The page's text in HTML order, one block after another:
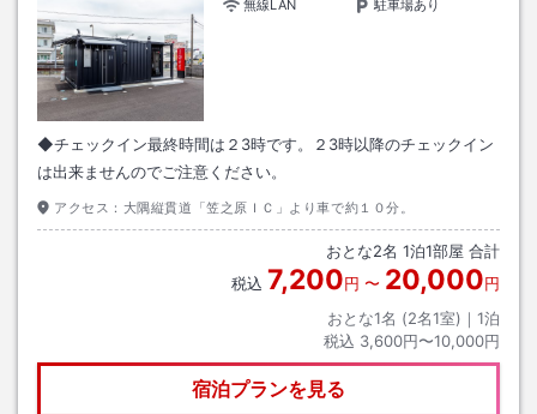
無線LAN 駐車場あり
◆チェックイン最終時間は２3時です。２3時以降のチェックイン
は出来ませんのでご注意ください。
アクセス： 大隅縦貫道「笠之原ＩＣ」より車で約１０分。
おとな2名 1泊1部屋 合計
税込 7,200円 〜 20,000円
おとな1名 (2名1室)｜ 1泊
税込 3,600円〜10,000円
宿泊プランを見る